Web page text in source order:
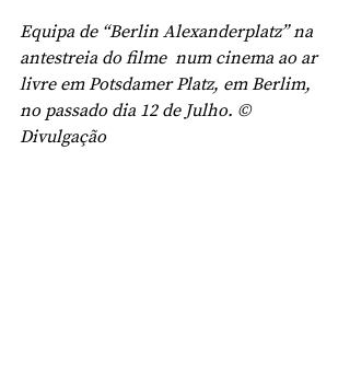
Equipa de “Berlin Alexanderplatz” na
antestreia do filme  num cinema ao ar
livre em Potsdamer Platz, em Berlim,
no passado dia 12 de Julho. ©
Divulgação